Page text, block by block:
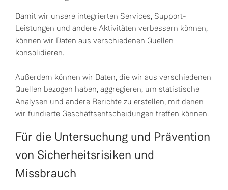
Damit wir unsere integrierten Services, Support-
Leistungen und andere Aktivitäten verbessern können,
können wir Daten aus verschiedenen Quellen
konsolidieren.
Außerdem können wir Daten, die wir aus verschiedenen
Quellen bezogen haben, aggregieren, um statistische
Analysen und andere Berichte zu erstellen, mit denen
wir fundierte Geschäftsentscheidungen treffen können.
Für die Untersuchung und Prävention
von Sicherheitsrisiken und
Missbrauch